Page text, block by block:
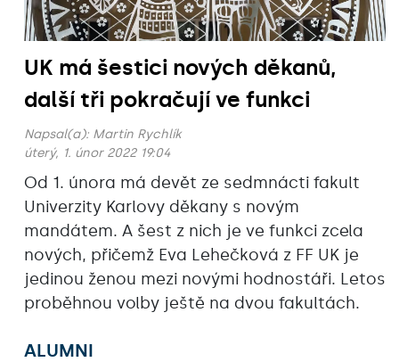
UK má šestici nových děkanů,
další tři pokračují ve funkci
Napsal(a): Martin Rychlík
úterý, 1. únor 2022 19:04
Od 1. února má devět ze sedmnácti fakult
Univerzity Karlovy děkany s novým
mandátem. A šest z nich je ve funkci zcela
nových, přičemž Eva Lehečková z FF UK je
jedinou ženou mezi novými hodnostáři. Letos
proběhnou volby ještě na dvou fakultách.
ALUMNI